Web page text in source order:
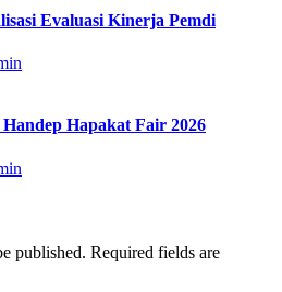
Evaluasi Kinerja Pemdi
Hapakat Fair 2026
published. Required fields are